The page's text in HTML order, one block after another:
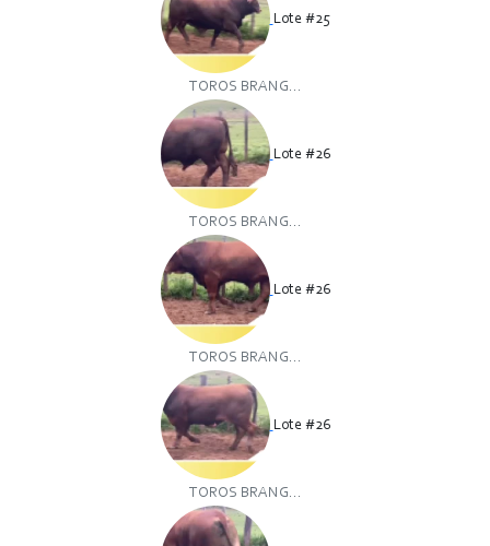
Lote #25
TOROS BRANG...
Lote #26
TOROS BRANG...
Lote #26
TOROS BRANG...
Lote #26
TOROS BRANG...